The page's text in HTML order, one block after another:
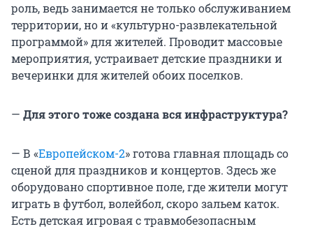
роль, ведь занимается не только обслуживанием
территории, но и «культурно-развлекательной
программой» для жителей. Проводит массовые
мероприятия, устраивает детские праздники и
вечеринки для жителей обоих поселков.
— Для этого тоже создана вся инфраструктура?
— В «Европейском-2» готова главная площадь со
сценой для праздников и концертов. Здесь же
оборудовано спортивное поле, где жители могут
играть в футбол, волейбол, скоро зальем каток.
Есть детская игровая с травмобезопасным